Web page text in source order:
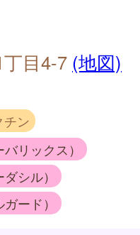
目4-7 (地図)
チン
リックス）
シル）
ード）